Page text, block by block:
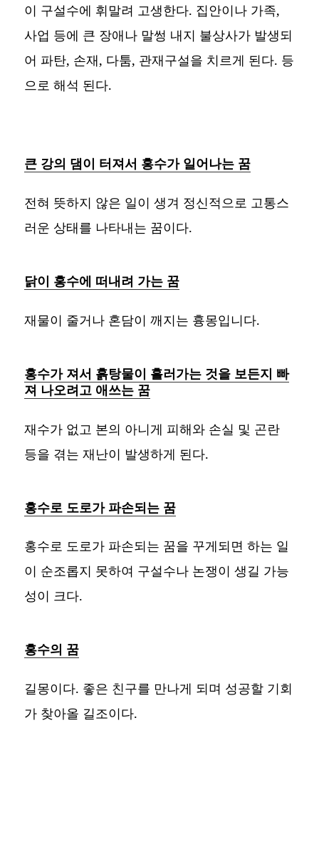
이 구설수에 휘말려 고생한다. 집안이나 가족,
사업 등에 큰 장애나 말썽 내지 불상사가 발생되
어 파탄, 손재, 다툼, 관재구설을 치르게 된다. 등
으로 해석 된다.
큰 강의 댐이 터져서 홍수가 일어나는 꿈
전혀 뜻하지 않은 일이 생겨 정신적으로 고통스
러운 상태를 나타내는 꿈이다.
닭이 홍수에 떠내려 가는 꿈
재물이 줄거나 혼담이 깨지는 흉몽입니다.
홍수가 져서 흙탕물이 흘러가는 것을 보든지 빠
져 나오려고 애쓰는 꿈
재수가 없고 본의 아니게 피해와 손실 및 곤란
등을 겪는 재난이 발생하게 된다.
홍수로 도로가 파손되는 꿈
홍수로 도로가 파손되는 꿈을 꾸게되면 하는 일
이 순조롭지 못하여 구설수나 논쟁이 생길 가능
성이 크다.
홍수의 꿈
길몽이다. 좋은 친구를 만나게 되며 성공할 기회
가 찾아올 길조이다.